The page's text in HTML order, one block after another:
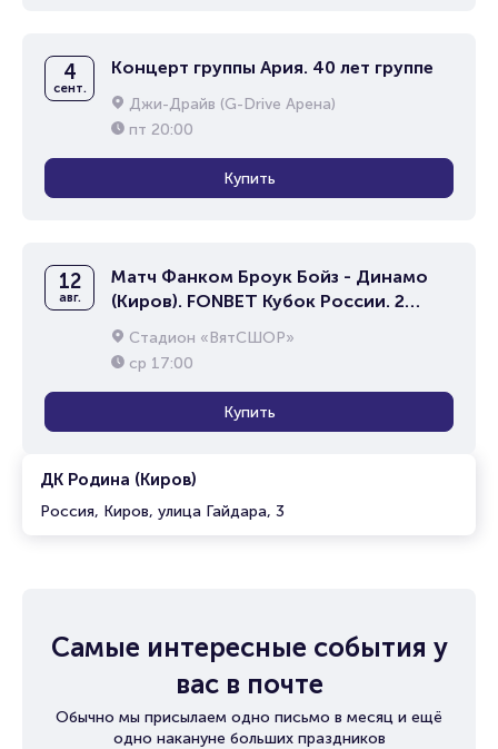
ДК Родина (Киров)
Россия, Киров, улица Гайдара, 3
4
сент.
Концерт группы Ария. 40 лет группе
Джи-Драйв (G-Drive Арена)
пт 20:00
Купить
12
авг.
Матч Фанком Броук Бойз - Динамо
(Киров). FONBET Кубок России. 2
раунд Путь Регионов
Стадион «ВятСШОР»
ср 17:00
Купить
Самые интересные события у
вас в почте
Обычно мы присылаем одно письмо в месяц и ещё
одно накануне больших праздников